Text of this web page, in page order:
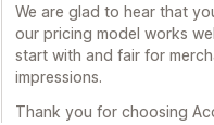
We are glad to hear that
our pricing model works
start with and fair for
impressions.
Thank you for choosing